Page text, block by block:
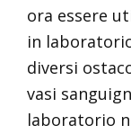
ora essere
in
diversi
vasi
laboratorio